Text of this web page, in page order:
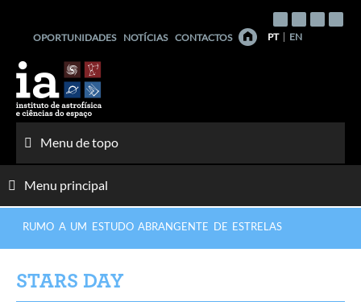
conteúdo
OPORTUNIDADES NOTÍCIAS CONTACTOS PT EN
Menu de topo
Menu principal
RUMO A UM ESTUDO ABRANGENTE DE ESTRELAS
STARS DAY